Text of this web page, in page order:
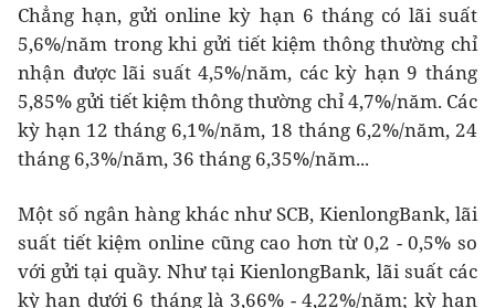
Chẳng hạn, gửi online kỳ hạn 6 tháng có lãi suất
5,6%/năm trong khi gửi tiết kiệm thông thường chỉ
nhận được lãi suất 4,5%/năm, các kỳ hạn 9 tháng
5,85% gửi tiết kiệm thông thường chỉ 4,7%/năm. Các
kỳ hạn 12 tháng 6,1%/năm, 18 tháng 6,2%/năm, 24
tháng 6,3%/năm, 36 tháng 6,35%/năm...
Một số ngân hàng khác như SCB, KienlongBank, lãi
suất tiết kiệm online cũng cao hơn từ 0,2 - 0,5% so
với gửi tại quầy. Như tại KienlongBank, lãi suất các
kỳ hạn dưới 6 tháng là 3,66% - 4,22%/năm; kỳ hạn